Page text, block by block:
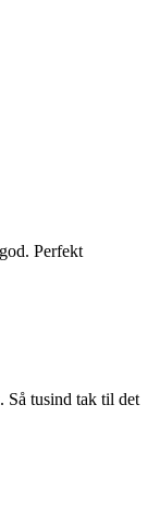
Perfekt
Så tusind tak til det